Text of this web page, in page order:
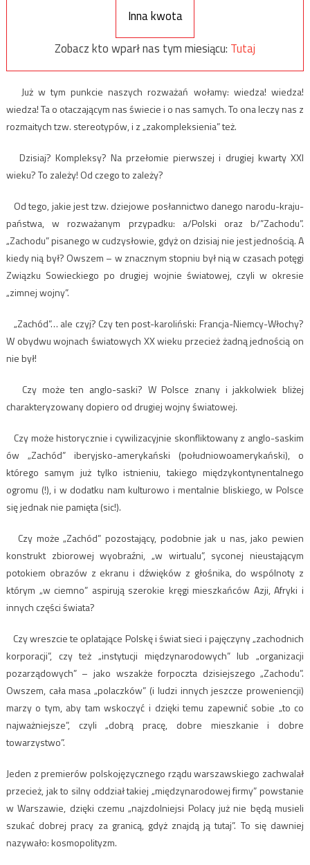
Inna kwota
Zobacz kto wparł nas tym miesiącu: Tutaj
Już w tym punkcie naszych rozważań wołamy: wiedza! wiedza!
wiedza! Ta o otaczającym nas świecie i o nas samych. To ona leczy nas z
rozmaitych tzw. stereotypów, i z „zakompleksienia” też.
Dzisiaj? Kompleksy? Na przełomie pierwszej i drugiej kwarty XXI
wieku? To zależy! Od czego to zależy?
Od tego, jakie jest tzw. dziejowe posłannictwo danego narodu-kraju-
państwa, w rozważanym przypadku: a/Polski oraz b/”Zachodu”.
„Zachodu” pisanego w cudzysłowie, gdyż on dzisiaj nie jest jednością. A
kiedy nią był? Owszem – w znacznym stopniu był nią w czasach potęgi
Związku Sowieckiego po drugiej wojnie światowej, czyli w okresie
„zimnej wojny”.
„Zachód”… ale czyj? Czy ten post-karoliński: Francja-Niemcy-Włochy?
W obydwu wojnach światowych XX wieku przecież żadną jednością on
nie był!
Czy może ten anglo-saski? W Polsce znany i jakkolwiek bliżej
charakteryzowany dopiero od drugiej wojny światowej.
Czy może historycznie i cywilizacyjnie skonfliktowany z anglo-saskim
ów „Zachód” iberyjsko-amerykański (południowoamerykański), o
którego samym już tylko istnieniu, takiego międzykontynentalnego
ogromu (!), i w dodatku nam kulturowo i mentalnie bliskiego, w Polsce
się jednak nie pamięta (sic!).
Czy może „Zachód” pozostający, podobnie jak u nas, jako pewien
konstrukt zbiorowej wyobraźni, „w wirtualu”, syconej nieustającym
potokiem obrazów z ekranu i dźwięków z głośnika, do wspólnoty z
którym „w ciemno” aspirują szerokie kręgi mieszkańców Azji, Afryki i
innych części świata?
Czy wreszcie te oplatające Polskę i świat sieci i pajęczyny „zachodnich
korporacji”, czy też „instytucji międzynarodowych” lub „organizacji
pozarządowych” – jako wszakże forpoczta dzisiejszego „Zachodu”.
Owszem, cała masa „polaczków” (i ludzi innych jeszcze proweniencji)
marzy o tym, aby tam wskoczyć i dzięki temu zapewnić sobie „to co
najważniejsze”, czyli „dobrą pracę, dobre mieszkanie i dobre
towarzystwo”.
Jeden z premierów polskojęzycznego rządu warszawskiego zachwalał
przecież, jak to silny oddział takiej „międzynarodowej firmy” powstanie
w Warszawie, dzięki czemu „najzdolniejsi Polacy już nie będą musieli
szukać dobrej pracy za granicą, gdyż znajdą ją tutaj”. To się dawniej
nazywało: kosmopolityzm.